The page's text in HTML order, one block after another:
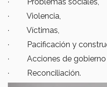
· Violencia,
· Víctimas,
· Pacificación y
· Acciones de gobierno
· Reconciliación.